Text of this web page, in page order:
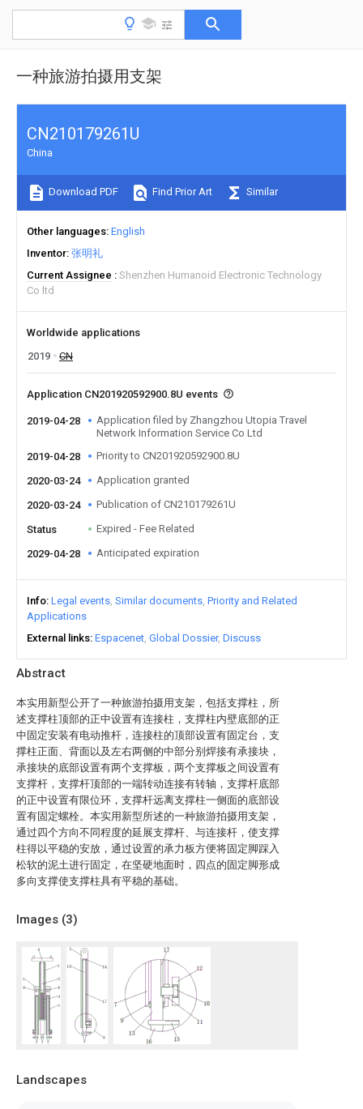
一种旅游拍摄用支架
Abstract
本实用新型公开了一种旅游拍摄用支架，包括支撑柱，所
述支撑柱顶部的正中设置有连接柱，支撑柱内壁底部的正
中固定安装有电动推杆，连接柱的顶部设置有固定台，支
撑柱正面、背面以及左右两侧的中部分别焊接有承接块，
承接块的底部设置有两个支撑板，两个支撑板之间设置有
支撑杆，支撑杆顶部的一端转动连接有转轴，支撑杆底部
的正中设置有限位环，支撑杆远离支撑柱一侧面的底部设
置有固定螺栓。本实用新型所述的一种旅游拍摄用支架，
通过四个方向不同程度的延展支撑杆、与连接杆，使支撑
柱得以平稳的安放，通过设置的承力板方便将固定脚踩入
松软的泥土进行固定，在坚硬地面时，四点的固定脚形成
多向支撑使支撑柱具有平稳的基础。
Images (3)
Landscapes
CN210179261U
China
Download PDF Find Prior Art Similar
Other languages English
Inventor 张明礼
Current Assignee
Shenzhen Humanoid Electronic Technology
Co ltd
Worldwide applications
2019
CN
Application CN201920592900.8U events
2019-04-28
Application filed by Zhangzhou Utopia Travel
Network Information Service Co Ltd
2019-04-28
Priority to CN201920592900.8U
2020-03-24 Application granted
2020-03-24 Publication of CN210179261U
Status Expired - Fee Related
2029-04-28 Anticipated expiration
Info Legal events Similar documents Priority and Related
Applications
External links Espacenet Global Dossier Discuss